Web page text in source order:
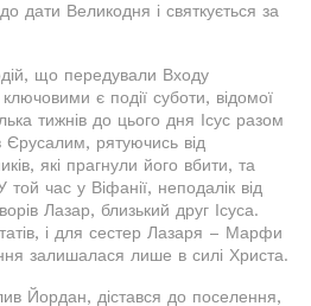
дати Великодня і святкується за
що передували Входу
є події суботи, відомої
тижнів до цього дня Ісус разом
рятуючись від
які прагнули його вбити, та
час у Віфанії, неподалік від
Лазар, близький друг Ісуса.
і для сестер Лазаря – Марфи
залишалася лише в силі Христа.
Йордан, дістався до поселення,